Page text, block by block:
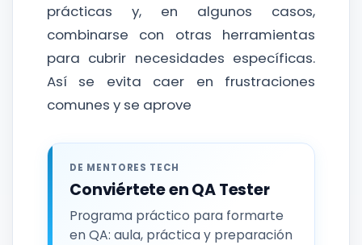
prácticas y, en algunos casos,
combinarse con otras herramientas
para cubrir necesidades específicas.
Así se evita caer en frustraciones
comunes y se aprove
DE MENTORES TECH
Conviértete en QA Tester
Programa práctico para formarte
en QA: aula, práctica y preparación